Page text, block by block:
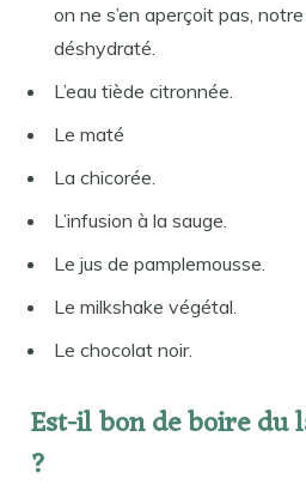
on ne s’en aperçoit pas,
déshydraté.
L’eau tiède citronnée.
Le maté
La chicorée.
L’infusion à la sauge.
Le jus de pamplemousse.
Le milkshake végétal.
Le chocolat noir.
Est-il bon de boire du
?